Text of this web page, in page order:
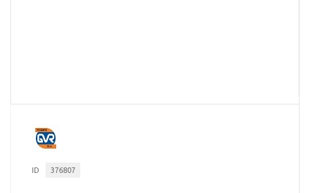
ID 376807